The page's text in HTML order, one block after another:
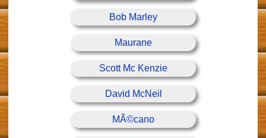
Bob Marley
Maurane
Scott Mc Kenzie
David McNeil
MÃ©cano